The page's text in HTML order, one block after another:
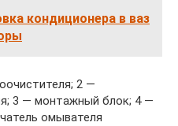
кондиционера в ваз
2 —
3 — монтажный блок; 4 —
омывателя